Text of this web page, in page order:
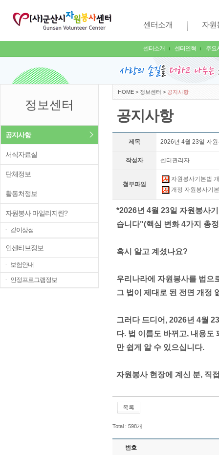
센터소개
센터소개 센터연혁 주요
자원
정보센터
공지사항
서식자료실
단체정보
활동처정보
자원봉사 마일리지란?
ㆍ 같이상점
인센티브정보
ㆍ 보험안내
ㆍ 인정프로그램정보
HOME > 정보센터 > 공지사항
공지사항
제목 2026년 4월 23일 자
작성자 센터관리자
첨부파일
자원봉사기본법
개정 자원봉사기
*2026년 4월 23일 자원봉사
습니다"(핵심 변화 4가지 총
혹시 알고 계셨나요?
우리나라에 자원봉사를 법으
그 법이 제대로 된 전면 개정
그러다 드디어, 2026년 4월
다. 법 이름도 바뀌고, 내용도
만 쉽게 알 수 있으십니다.
자원봉사 현장에 계신 분, 직
Total : 598개
번호